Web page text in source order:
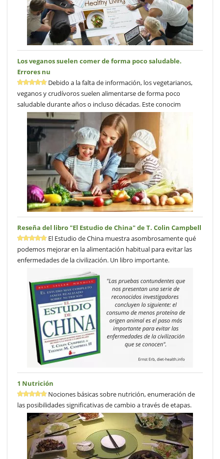
Los veganos suelen comer de forma poco saludable.
Errores nu
Debido a la falta de información, los vegetarianos,
veganos y crudívoros suelen alimentarse de forma poco
saludable durante años o incluso décadas. Este conocim
Reseña del libro "El Estudio de China" de T. Colin Campbell
El Estudio de China muestra asombrosamente qué
podemos mejorar en la alimentación habitual para evitar las
enfermedades de la civilización. Un libro importante.
1 Nutrición
Nociones básicas sobre nutrición, enumeración de
las posibilidades significativas de cambio a través de etapas.